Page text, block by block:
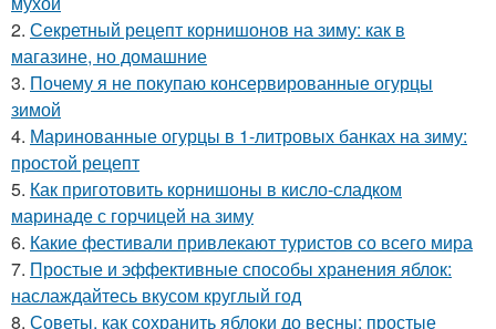
2. Секретный рецепт корнишонов на зиму: как в
магазине, но домашние
3. Почему я не покупаю консервированные огурцы
зимой
4. Маринованные огурцы в 1-литровых банках на зиму:
простой рецепт
5. Как приготовить корнишоны в кисло-сладком
маринаде с горчицей на зиму
6. Какие фестивали привлекают туристов со всего мира
7. Простые и эффективные способы хранения яблок:
наслаждайтесь вкусом круглый год
8. Советы, как сохранить яблоки до весны: простые